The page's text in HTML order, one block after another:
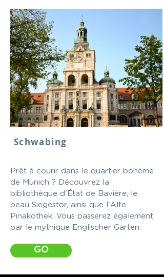
Schwabing
Prêt à courir dans le quartier bohème
de Munich ? Découvrez la
bibliothèque d'État de Bavière, le
beau Siegestor, ainsi que l'Alte
Pinakothek. Vous passerez également
par le mythique Englischer Garten.
GO